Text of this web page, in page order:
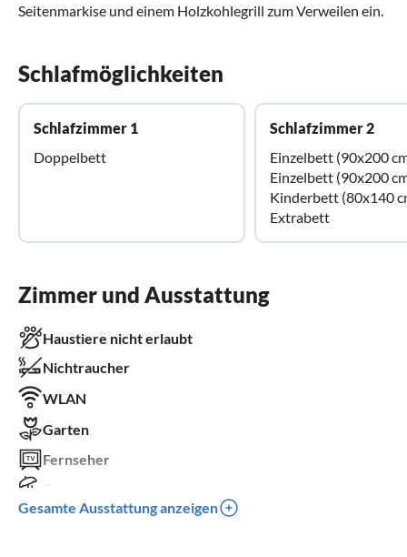
Seitenmarkise und einem Holzkohlegrill zum Verweilen ein.
Schlafmöglichkeiten
Schlafzimmer 1
Doppelbett
Schlafzimmer 2
Einzelbett (90x200
Einzelbett (90x200
Kinderbett (80x140
Extrabett
Zimmer und Ausstattung
Haustiere nicht erlaubt
Nichtraucher
WLAN
Garten
Fernseher
Spülmaschine
Gesamte Ausstattung anzeigen